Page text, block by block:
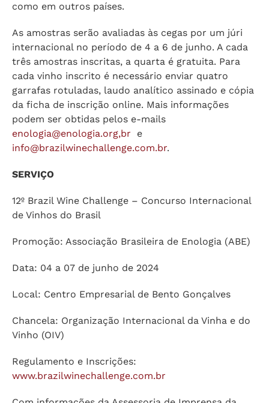
como em outros países.
As amostras serão avaliadas às cegas por um júri
internacional no período de 4 a 6 de junho. A cada
três amostras inscritas, a quarta é gratuita. Para
cada vinho inscrito é necessário enviar quatro
garrafas rotuladas, laudo analítico assinado e cópia
da ficha de inscrição online. Mais informações
podem ser obtidas pelos e-mails
enologia@enologia.org,br
e
info@brazilwinechallenge.com.br.
SERVIÇO
12º Brazil Wine Challenge – Concurso Internacional
de Vinhos do Brasil
Promoção: Associação Brasileira de Enologia (ABE)
Data: 04 a 07 de junho de 2024
Local: Centro Empresarial de Bento Gonçalves
Chancela: Organização Internacional da Vinha e do
Vinho (OIV)
Regulamento e Inscrições:
www.brazilwinechallenge.com.br